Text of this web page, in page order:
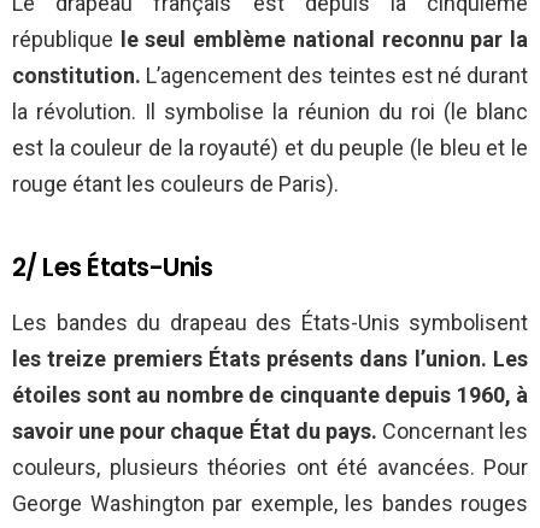
république le seul emblème national reconnu par la
constitution. L’agencement des teintes est né durant
la révolution. Il symbolise la réunion du roi (le blanc
est la couleur de la royauté) et du peuple (le bleu et le
rouge étant les couleurs de Paris).
2/ Les États-Unis
Les bandes du drapeau des États-Unis symbolisent
les treize premiers États présents dans l’union. Les
étoiles sont au nombre de cinquante depuis 1960, à
savoir une pour chaque État du pays. Concernant les
couleurs, plusieurs théories ont été avancées. Pour
George Washington par exemple, les bandes rouges